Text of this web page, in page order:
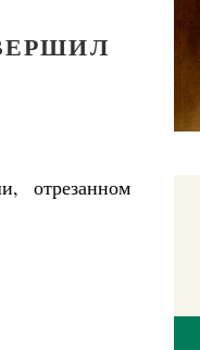
отрезанном